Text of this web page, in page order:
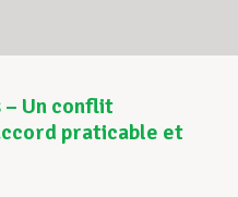
– Un conflit
praticable et